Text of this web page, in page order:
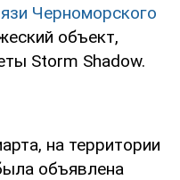
Черноморского
объект,
Storm Shadow.
на территории
объявлена